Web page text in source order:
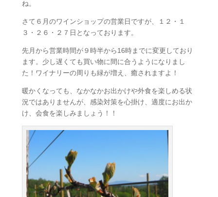
ね。
さて６月のワインショップの営業日ですが、１２・１
３・２６・２７日となっております。
先月から営業時間が９時半から16時までに変更しており
ます。少し遅くても買い物に間に合うようになりまし
た！ワイナリーの周りも緑が増え、癒されますよ！
暖かくなっても、なかなかお出かけや外食を楽しめる状
況ではありませんが、感染対策を心掛け、適度にお出か
け、会食を楽しみましょう！！